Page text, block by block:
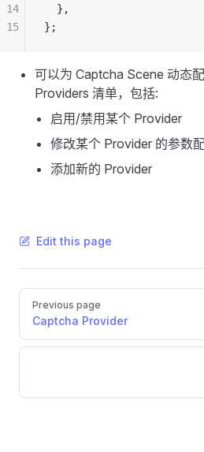
  },
};
14
15
可以为 Captcha Scene 动态
Providers 清单，包括:
启用/禁用某个 Provider
修改某个 Provider 的参数
添加新的 Provider
Edit this page
Pager
Previous page
Captcha Provider